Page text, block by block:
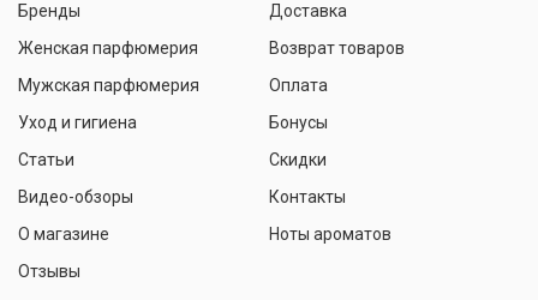
Бренды
Женская парфюмерия
Мужская парфюмерия
Уход и гигиена
Статьи
Видео-обзоры
О магазине
Отзывы
Доставка
Возврат товаров
Оплата
Бонусы
Скидки
Контакты
Ноты ароматов